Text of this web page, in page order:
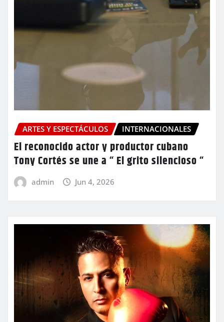
ARTES Y ESPECTÁCULOS INTERNACIONALES
El reconocido actor y productor cubano
Tony Cortés se une a “ El grito silencioso “
admin Jun 4, 2026